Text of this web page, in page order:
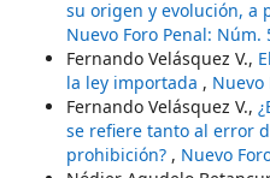
su origen y evolución, a
Nuevo Foro Penal: Núm.
Fernando Velásquez V.,
la ley importada , Nuevo
Fernando Velásquez V.,
se refiere tanto al error
prohibición? , Nuevo